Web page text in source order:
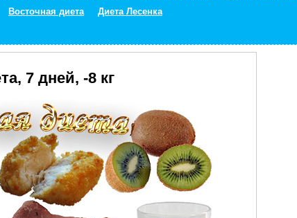
Восточная диета Диета Лесенка
7 дней, -8 кг